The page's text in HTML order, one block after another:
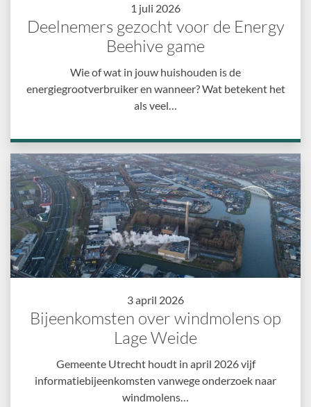
1 juli 2026
Deelnemers gezocht voor de Energy
Beehive game
Wie of wat in jouw huishouden is de
energiegrootverbruiker en wanneer? Wat betekent het
als veel…
3 april 2026
Bijeenkomsten over windmolens op
Lage Weide
Gemeente Utrecht houdt in april 2026 vijf
informatiebijeenkomsten vanwege onderzoek naar
windmolens…